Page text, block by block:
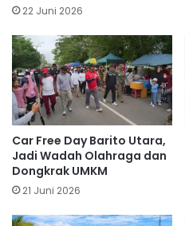
22 Juni 2026
Car Free Day Barito Utara,
Jadi Wadah Olahraga dan
Dongkrak UMKM
21 Juni 2026